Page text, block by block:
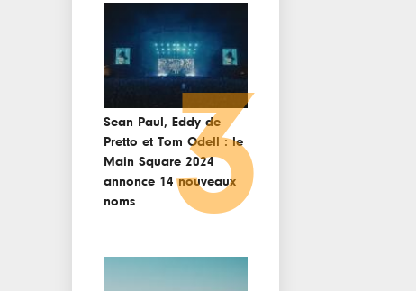
Sean Paul, Eddy de
Pretto et Tom Odell : le
Main Square 2024
annonce 14 nouveaux
noms
3